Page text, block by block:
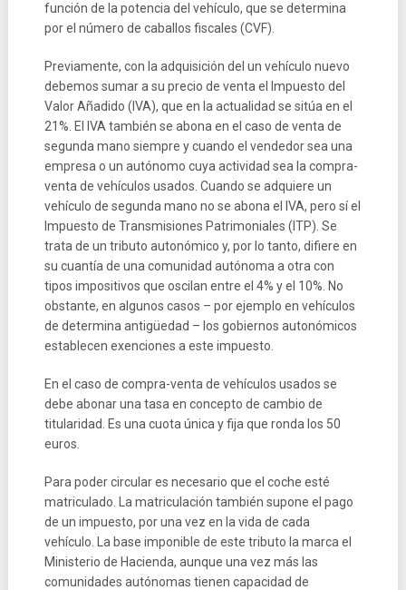
función de la potencia del vehículo, que se determina
por el número de caballos fiscales (CVF).
Previamente, con la adquisición del un vehículo nuevo
debemos sumar a su precio de venta el Impuesto del
Valor Añadido (IVA), que en la actualidad se sitúa en el
21%. El IVA también se abona en el caso de venta de
segunda mano siempre y cuando el vendedor sea una
empresa o un autónomo cuya actividad sea la compra-
venta de vehículos usados. Cuando se adquiere un
vehículo de segunda mano no se abona el IVA, pero sí el
Impuesto de Transmisiones Patrimoniales (ITP). Se
trata de un tributo autonómico y, por lo tanto, difiere en
su cuantía de una comunidad autónoma a otra con
tipos impositivos que oscilan entre el 4% y el 10%. No
obstante, en algunos casos – por ejemplo en vehículos
de determina antigüedad – los gobiernos autonómicos
establecen exenciones a este impuesto.
En el caso de compra-venta de vehículos usados se
debe abonar una tasa en concepto de cambio de
titularidad. Es una cuota única y fija que ronda los 50
euros.
Para poder circular es necesario que el coche esté
matriculado. La matriculación también supone el pago
de un impuesto, por una vez en la vida de cada
vehículo. La base imponible de este tributo la marca el
Ministerio de Hacienda, aunque una vez más las
comunidades autónomas tienen capacidad de